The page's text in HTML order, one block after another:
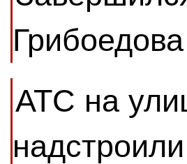
АТС на